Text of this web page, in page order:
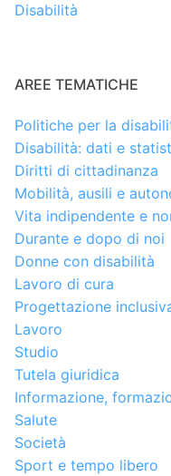
Disabilità
AREE TEMATICHE
Politiche per la
Disabilità: dati e
Diritti di cittadinanza
Mobilità, ausili e
Vita indipendente e
Durante e dopo di noi
Donne con disabilità
Lavoro di cura
Progettazione
Lavoro
Studio
Tutela giuridica
Informazione,
Salute
Società
Sport e tempo libero